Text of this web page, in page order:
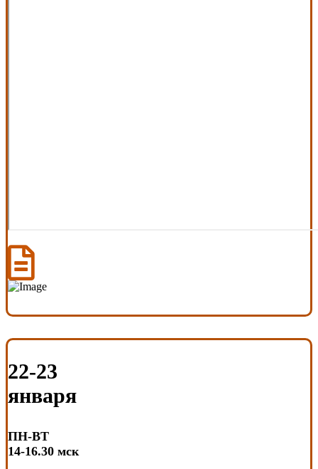
22-23
января
ПН-ВТ
14-16.30 мск